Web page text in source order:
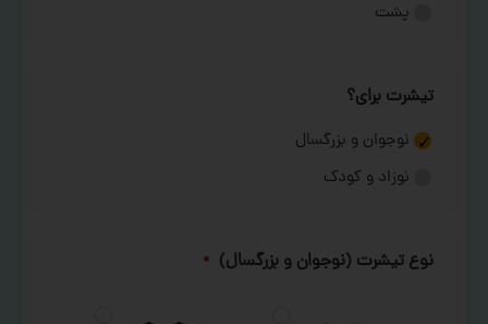
پشت
تیشرت برای؟
نوجوان و بزرگسال
نوزاد و کودک
نوع تیشرت (نوجوان و بزرگسال) *